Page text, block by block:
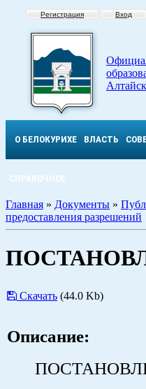
Регистрация Вход
О БЕЛОКУРИХЕ ВЛАСТЬ
СПРАВОЧНОЕ
Главная » Документы »
предоставления разрешений
Скачать (44.0 Kb)
Описание: